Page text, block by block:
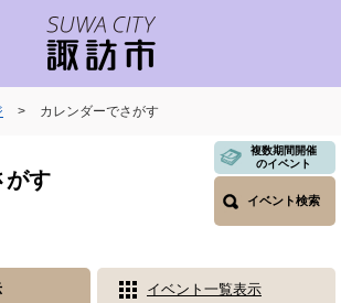
> カレンダーでさがす
がす
複数期間開催
のイベント
イベント検索
イベント一覧表示